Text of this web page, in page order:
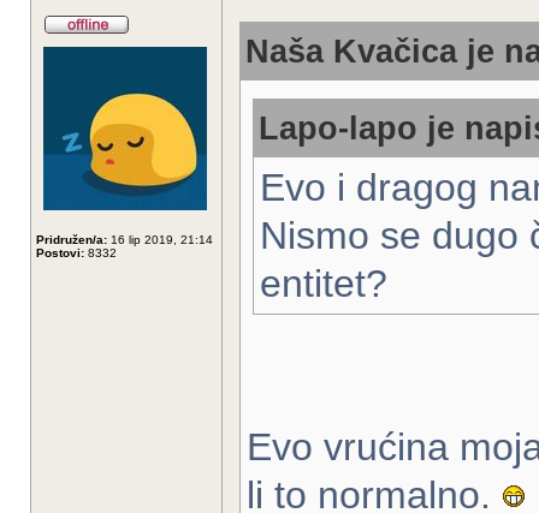
Pridružen/a: 16 lip 2019, 21:14
Postovi: 8332
Naša Kvačica je
Lapo-lapo je
Evo i dragog
Nismo se dugo
entitet?
Evo vrućina
li to normalno.